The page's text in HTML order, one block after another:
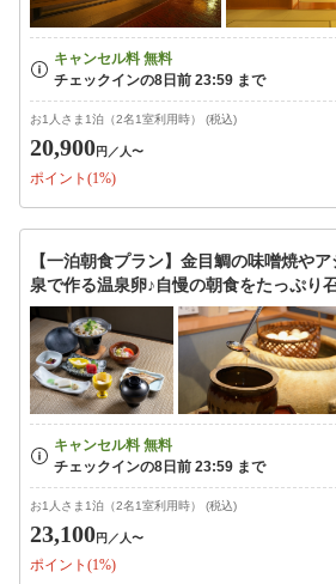
お1人さま1泊（2名1室利用時） (税込)
20,900円 ／人〜
ポイント(1%)
【一泊朝食プラン】金目鯛の味噌焼や
泉で作る温泉卵♪自慢の朝食をたっぷり
お1人さま1泊（2名1室利用時） (税込)
23,100円 ／人〜
ポイント(1%)